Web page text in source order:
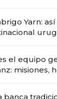
y
Yarn:
el equipo
misiones,
banca